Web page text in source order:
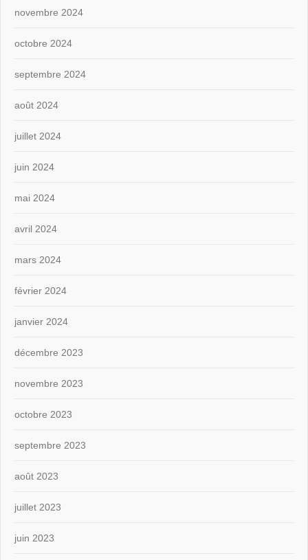
novembre 2024
octobre 2024
septembre 2024
août 2024
juillet 2024
juin 2024
mai 2024
avril 2024
mars 2024
février 2024
janvier 2024
décembre 2023
novembre 2023
octobre 2023
septembre 2023
août 2023
juillet 2023
juin 2023